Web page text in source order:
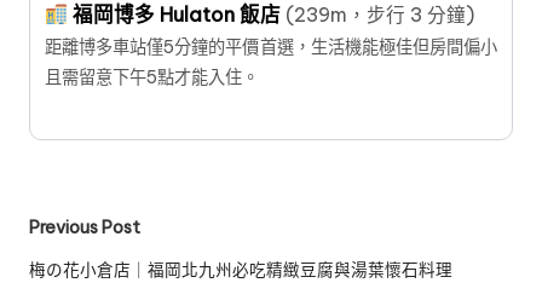
福岡博多 Hulaton 飯店 (239m，步行 3 分鐘)
距離博多車站僅5分鐘的平價首選，生活機能極佳但房間偏小
且需留意下午5點才能入住。
Post
navigation
Previous Post
梅の花小倉店｜福岡北九州必吃精緻豆腐與湯葉懷石料理